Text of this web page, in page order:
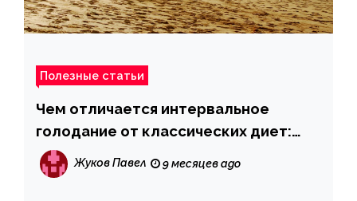
Полезные статьи
Чем отличается интервальное
голодание от классических диет:
плюсы и минусы
Жуков Павел 9 месяцев ago